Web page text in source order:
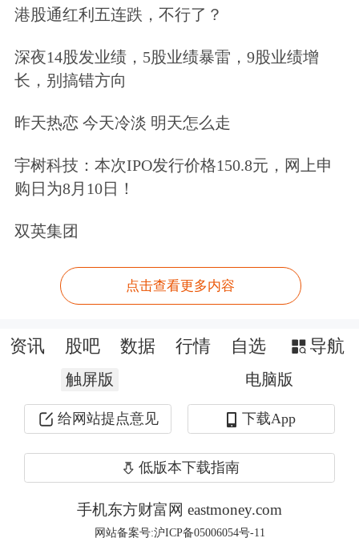
龙指数
收涨2.08%。小牛电动
度、 理想汽车涨近4%。
港股通红利五连跌，不行了？
深夜14股发业绩，5股业绩暴雷，9股业绩增
长，别搞错方向
昨天热恋 今天冷淡 明天怎么走
宇树科技：本次IPO发行价格150.8元，网上申
购日为8月10日！
双英集团
点击查看更多内容
资讯 股吧 数据 行情 自选 导航
触屏版 电脑版
给网站提点意见 下载App
低版本下载指南
手机东方财富网 eastmoney.com
网站备案号:沪ICP备05006054号-11